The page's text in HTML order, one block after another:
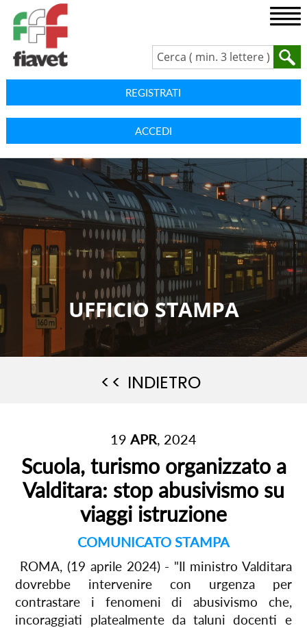
REGISTRATI
ACCEDI
UFFICIO STAMPA
<< INDIETRO
19 APR, 2024
Scuola, turismo organizzato a
Valditara: stop abusivismo su
viaggi istruzione
COMUNICATO STAMPA
ROMA, (19 aprile 2024) - "Il ministro Valditara
dovrebbe intervenire con urgenza per
contrastare i fenomeni di abusivismo che,
incoraggiati platealmente da taluni docenti e